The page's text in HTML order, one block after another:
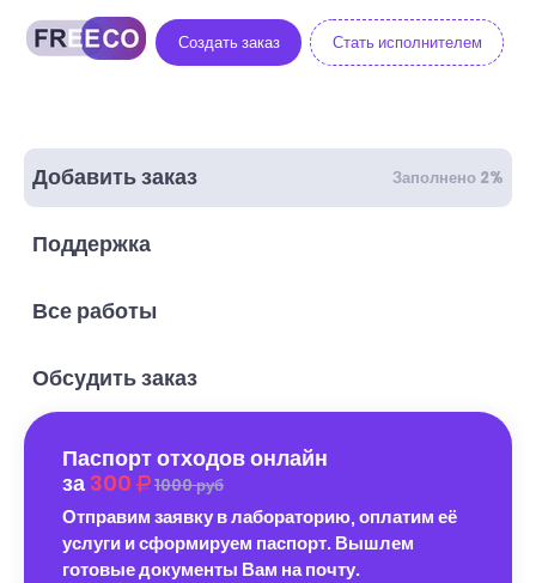
Создать заказ Стать исполнителем
Добавить заказ Заполнено 2%
Поддержка
Все работы
Обсудить заказ
Паспорт отходов онлайн
за 300 1000 руб
Отправим заявку в лабораторию, оплатим её
услуги и сформируем паспорт. Вышлем
готовые документы Вам на почту.